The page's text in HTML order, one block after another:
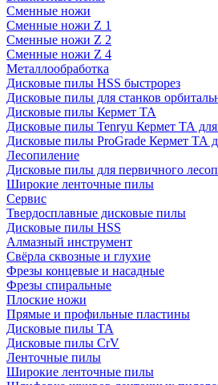
Сменные ножи
Сменные ножи Z 1
Сменные ножи Z 2
Сменные ножи Z 4
Металлообработка
Дисковые пилы HSS быстрорез
Дисковые пилы для станков
Дисковые пилы Кермет ТА
Дисковые пилы Tenryu Кермет ТА
Дисковые пилы ProGrade Кермет ТА
Лесопиление
Дисковые пилы для первичного
Широкие ленточные пилы
Сервис
Твердосплавные дисковые пилы
Дисковые пилы HSS
Алмазный инструмент
Свёрла сквозные и глухие
Фрезы концевые и насадные
Фрезы спиральные
Плоские ножи
Прямые и профильные пластины
Дисковые пилы TA
Дисковые пилы CrV
Ленточные пилы
Широкие ленточные пилы